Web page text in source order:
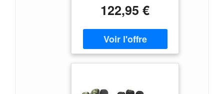
fauteuil populaire YOGEEN.
Il a désormais une nouvelle
structure et d'autres
astuces. Un des plus
grands avantages est ses
aux pieds à boue, il est
122,95 €